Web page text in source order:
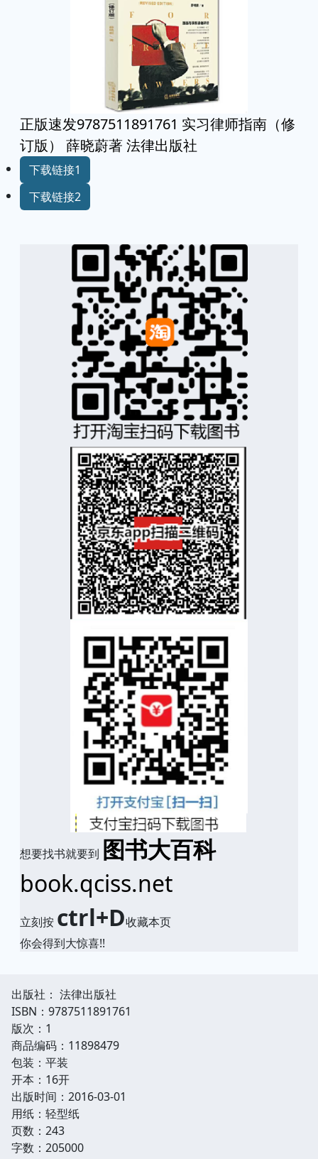
正版速发9787511891761 实习律师指南（修
订版） 薛晓蔚著 法律出版社
下载链接1
下载链接2
想要找书就要到 图书大百科
book.qciss.net
立刻按 ctrl+D收藏本页
你会得到大惊喜!!
出版社： 法律出版社
ISBN：9787511891761
版次：1
商品编码：11898479
包装：平装
开本：16开
出版时间：2016-03-01
用纸：轻型纸
页数：243
字数：205000